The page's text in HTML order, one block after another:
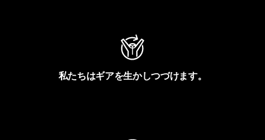
私たちはギアを生かしつづけます。